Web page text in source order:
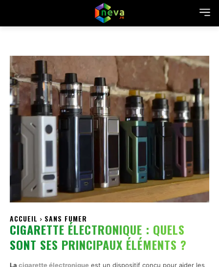
ACCUEIL SANS FUMER
CIGARETTE ÉLECTRONIQUE : QUELS
SONT SES PRINCIPAUX ÉLÉMENTS ?
La cigarette électronique est un dispositif conçu pour aider les